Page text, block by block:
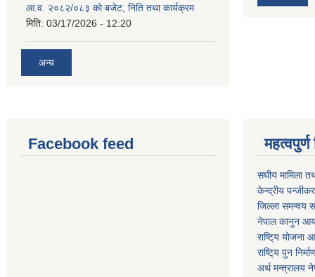
आ.व. २०८२/०८३ को बजेट, निति तथा कार्यक्रम
मिति: 03/17/2026 - 12:20
अन्य
Facebook feed
स‌घीय मामिला
केन्द्रीय
जिल्ला समन्वय
नेपाल कानुन
राष्टि्य योजना
राष्टि्य पुन
अर्थ मन्त्रालय